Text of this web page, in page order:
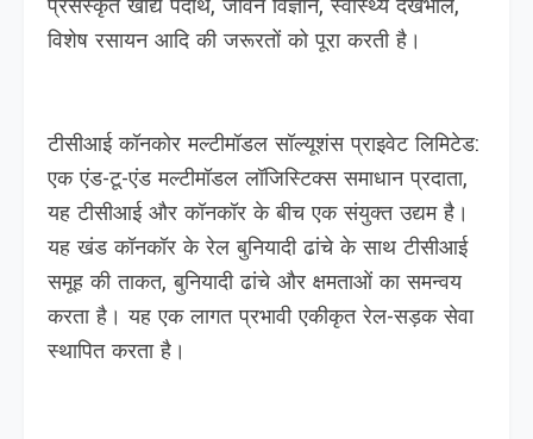
प्रसंस्कृत खाद्य पदार्थ, जीवन विज्ञान, स्वास्थ्य देखभाल,
विशेष रसायन आदि की जरूरतों को पूरा करती है।
टीसीआई कॉनकोर मल्टीमॉडल सॉल्यूशंस प्राइवेट लिमिटेड:
एक एंड-टू-एंड मल्टीमॉडल लॉजिस्टिक्स समाधान प्रदाता,
यह टीसीआई और कॉनकॉर के बीच एक संयुक्त उद्यम है।
यह खंड कॉनकॉर के रेल बुनियादी ढांचे के साथ टीसीआई
समूह की ताकत, बुनियादी ढांचे और क्षमताओं का समन्वय
करता है। यह एक लागत प्रभावी एकीकृत रेल-सड़क सेवा
स्थापित करता है।